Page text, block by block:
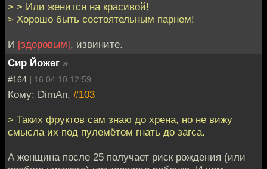
> > Или женится на красивой!
> Хорошо быть состоятельным парнем!
И [здоровым], извините.
Сир Йожег »
#164 | 16.04.10 12:59
Кому: DimAn, #103
> Таких фруктов сам знаю до хрена, но не вижу
смысла их под пулемётом гнать до загса.
А женщина после 25 получает риск рождения (или